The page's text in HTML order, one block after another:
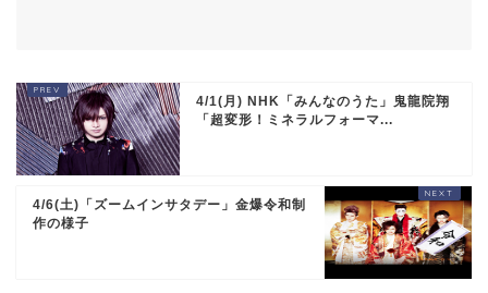
4/1(月) NHK「みんなのうた」鬼龍院翔
「超変形！ミネラルフォーマ...
4/6(土)「ズームインサタデー」金爆令和制
作の様子